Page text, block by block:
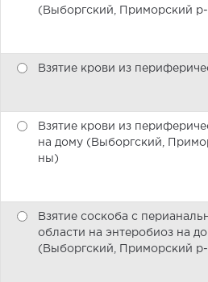
(Выборгский, Приморский
Взятие крови из
Взятие крови из
на дому (Выборгский,
ны)
Взятие соскоба с
области на энтеробиоз на
(Выборгский, Приморский